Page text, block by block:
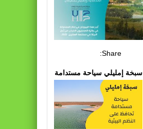
Share:
سبخة إمليلي سياحة مستدامة